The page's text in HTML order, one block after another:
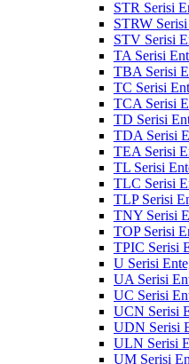
STR Serisi
STRW
STV Serisi
TA Serisi
TBA Serisi
TC Serisi
TCA Serisi
TD Serisi
TDA Serisi
TEA Serisi
TL Serisi
TLC Serisi
TLP Serisi
TNY Serisi
TOP Serisi
TPIC Serisi
U Serisi
UA Serisi
UC Serisi
UCN Serisi
UDN Serisi
ULN Serisi
UM Serisi